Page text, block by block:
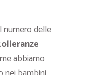
numero delle
abbiamo